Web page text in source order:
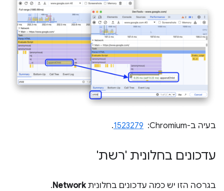
בעיה ב-Chromium: ‏ 1523279
.
עדכונים בחלונית 'רשת'
בגרסה הזו יש כמה עדכונים בחלוניתNetwork
.